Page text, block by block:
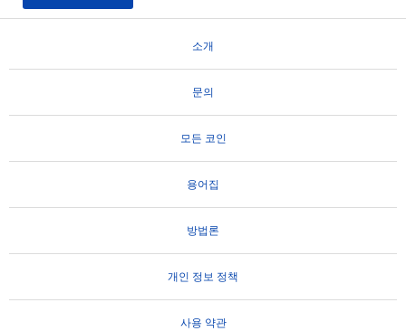
소개
문의
모든 코인
용어집
방법론
개인 정보 정책
사용 약관